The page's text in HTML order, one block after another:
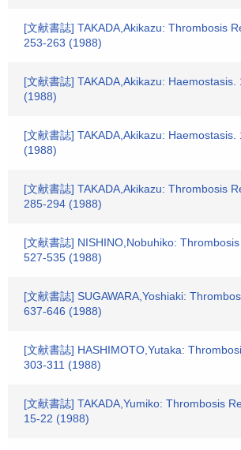
[文献書誌] TAKADA,Akikazu: Thrombosis
253-263 (1988)
[文献書誌] TAKADA,Akikazu: Haemostasis.
(1988)
[文献書誌] TAKADA,Akikazu: Haemostasis.
(1988)
[文献書誌] TAKADA,Akikazu: Thrombosis
285-294 (1988)
[文献書誌] NISHINO,Nobuhiko:
527-535 (1988)
[文献書誌] SUGAWARA,Yoshiaki:
637-646 (1988)
[文献書誌] HASHIMOTO,Yutaka:
303-311 (1988)
[文献書誌] TAKADA,Yumiko: Thrombosis
15-22 (1988)